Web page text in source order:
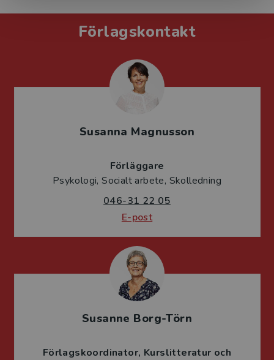
Förlagskontakt
Susanna Magnusson
Förläggare
Psykologi, Socialt arbete, Skolledning
046-31 22 05
E-post
Susanne Borg-Törn
Förlagskoordinator Kurslitteratur och